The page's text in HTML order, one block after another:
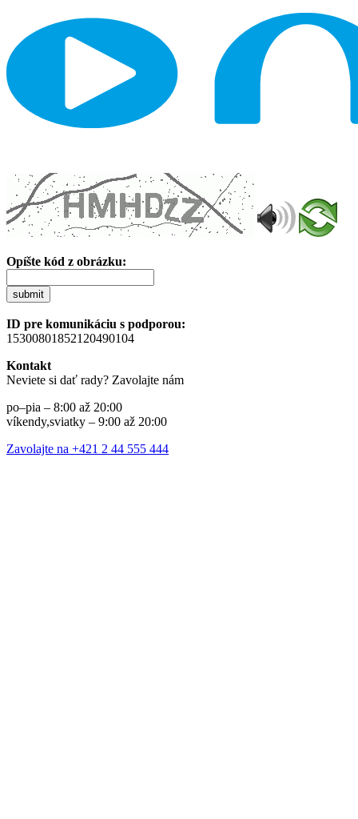
Opíšte kód z obrázku:
submit
ID pre komunikáciu s podporou:
15300801852120490104
Kontakt
Neviete si dať rady? Zavolajte nám
po–pia – 8:00 až 20:00
víkendy,sviatky – 9:00 až 20:00
Zavolajte na +421 2 44 555 444